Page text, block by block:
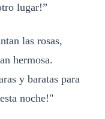
lugar!”
las rosas,
hermosa.
y baratas para
noche!"